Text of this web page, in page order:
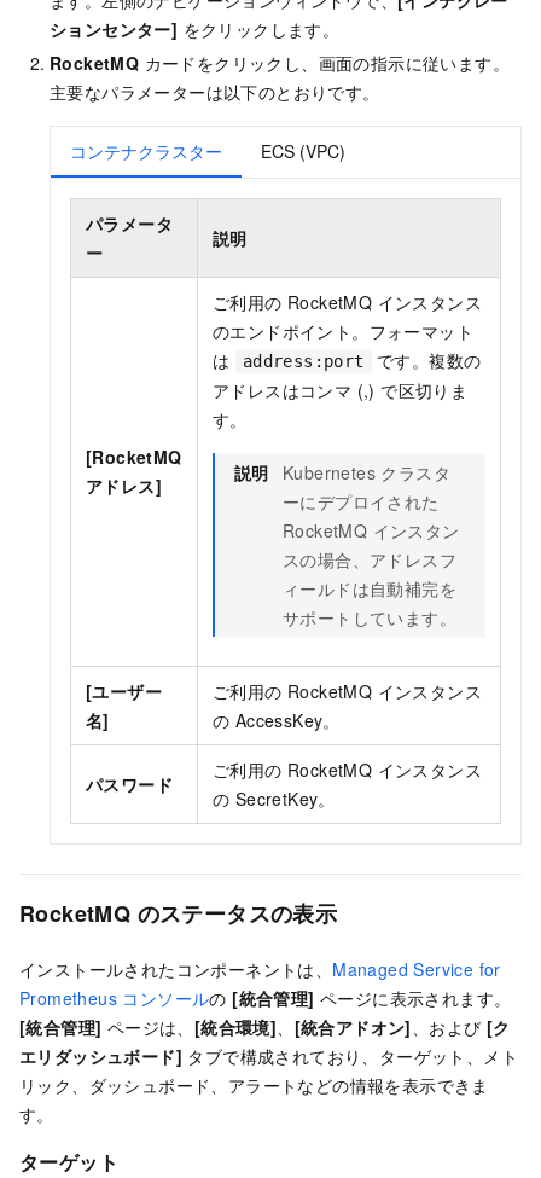
ションセンター] をクリックします。
RocketMQ カードをクリックし、画面の指示に従います。
主要なパラメーターは以下のとおりです。
コンテナクラスター ECS (VPC)
パラメータ
ー
説明
[RocketMQ
アドレス]
ご利用の RocketMQ インスタンス
のエンドポイント。フォーマット
は
address:port
です。複数の
アドレスはコンマ (,) で区切りま
す。
説明
Kubernetes クラスタ
ーにデプロイされた
RocketMQ インスタン
スの場合、アドレスフ
ィールドは自動補完を
サポートしています。
[ユーザー
名]
ご利用の RocketMQ インスタンス
の AccessKey。
パスワード
ご利用の RocketMQ インスタンス
の SecretKey。
RocketMQ のステータスの表示
インストールされたコンポーネントは、 Managed Service for
Prometheus コンソールの [統合管理] ページに表示されます。
[統合管理] ページは、 [統合環境]、 [統合アドオン]、および [ク
エリダッシュボード] タブで構成されており、ターゲット、メト
リック、ダッシュボード、アラートなどの情報を表示できま
す。
ターゲット